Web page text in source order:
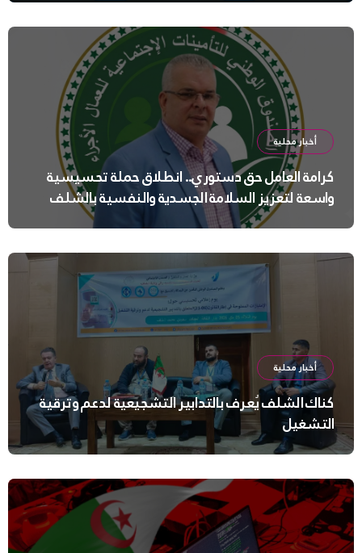
أخبار محلية
كرامة العامل حق دستوري.. انطلاق حملة تحسيسية
واسعة لتعزيز السلامة الجسدية والنفسية بالشلف
أخبار محلية
كناك الشلف يُعرف بالتدابير التشجيعية لدعم وترقية
التشغيل